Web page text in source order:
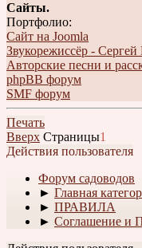
Сайты.
Портфолио:
Сайт на Joomla
Звукорежиссёр - Сергей
Авторские песни и
phpBB форум
SMF форум
Печать
Вверх Страницы1
Действия пользователя
Форум садоводов
► Главная
► ПРАВИЛА
► Соглашение